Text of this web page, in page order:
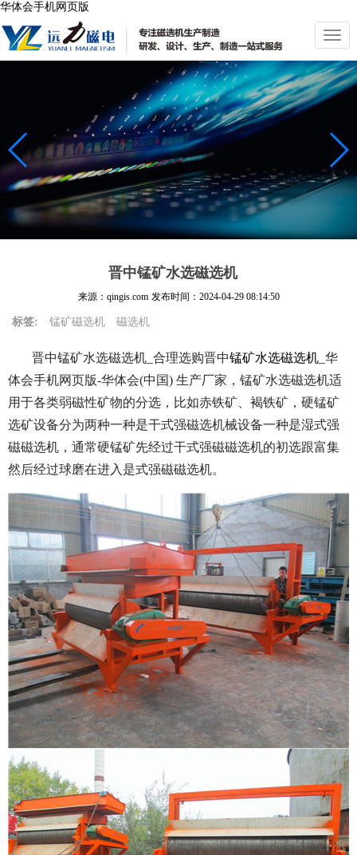
华体会手机网页版
切
换
导
航
晋中锰矿水选磁选机
来源：qingis.com 发布时间： 2024-04-29 08:14:50
标签: 锰矿磁选机 磁选机
晋中锰矿水选磁选机_合理选购晋中锰矿水选磁选机 _华
体会手机网页版-华体会(中国) 生产厂家，锰矿水选磁选机适
用于各类弱磁性矿物的分选，比如赤铁矿、褐铁矿，硬锰矿
选矿设备分为两种一种是干式强磁选机械设备一种是湿式强
磁磁选机，通常硬锰矿先经过干式强磁磁选机的初选跟富集
然后经过球磨在进入是式强磁磁选机。